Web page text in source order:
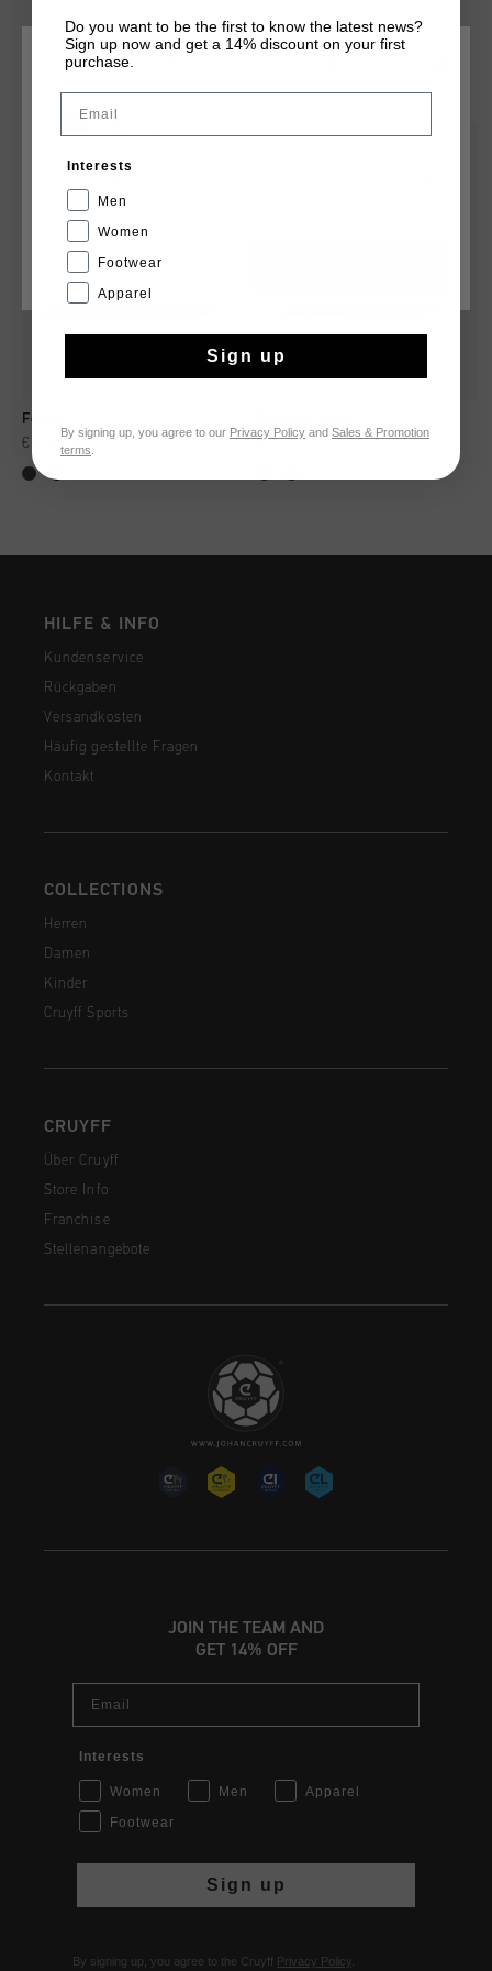
Fearia
€ 104,95 € 99,95
HILFE & INFO
Kundenservice
Rückgaben
Versandkosten
Häufig gestellte Fragen
Kontakt
COLLECTIONS
Herren
Damen
Kinder
Cruyff Sports
CRUYFF
Über Cruyff
Store Info
Franchise
Stellenangebote
JOIN THE TEAM AND
GET 14% OFF
Interests
Women Men
Apparel
Footwear
Sign up
By signing up, you agree to the Cruyff Privacy Policy
WÄHLEN SIE IHREN STANDORT UND IHRE SPRACHE
CANCEL
Do you want to be the first to know the latest news?
Sign up now and get a 14% discount on your first
purchase.
Interests
Men
Women
Footwear
Apparel
Sign up
By signing up, you agree to our Privacy Policy and Sales & Promotion
terms